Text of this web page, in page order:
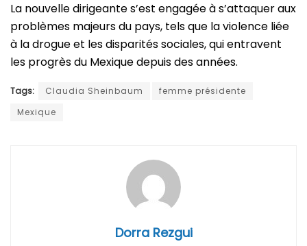
La nouvelle dirigeante s’est engagée à s’attaquer aux
problèmes majeurs du pays, tels que la violence liée
à la drogue et les disparités sociales, qui entravent
les progrès du Mexique depuis des années.
Tags: Claudia Sheinbaum
femme présidente
Mexique
Dorra Rezgui